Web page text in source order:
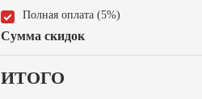
Полная оплата (5%)
Сумма скидок
ИТОГО